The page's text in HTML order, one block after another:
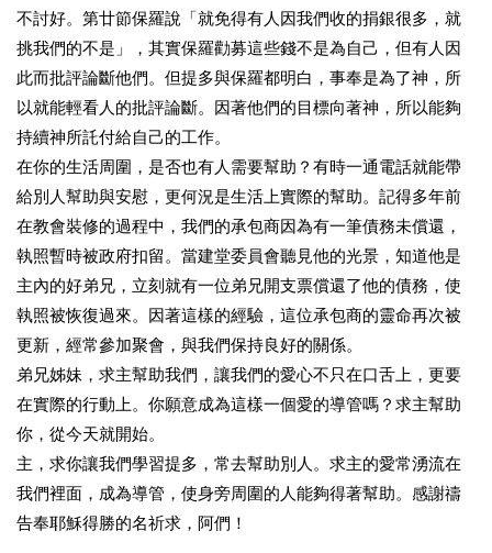
不討好。第廿節保羅說「就免得有人因我們收的捐銀很多，就
挑我們的不是」，其實保羅勸募這些錢不是為自己，但有人因
此而批評論斷他們。但提多與保羅都明白，事奉是為了神，所
以就能輕看人的批評論斷。因著他們的目標向著神，所以能夠
持續神所託付給自己的工作。
在你的生活周圍，是否也有人需要幫助？有時一通電話就能帶
給別人幫助與安慰，更何況是生活上實際的幫助。記得多年前
在教會裝修的過程中，我們的承包商因為有一筆債務未償還，
執照暫時被政府扣留。當建堂委員會聽見他的光景，知道他是
主內的好弟兄，立刻就有一位弟兄開支票償還了他的債務，使
執照被恢復過來。因著這樣的經驗，這位承包商的靈命再次被
更新，經常參加聚會，與我們保持良好的關係。
弟兄姊妹，求主幫助我們，讓我們的愛心不只在口舌上，更要
在實際的行動上。你願意成為這樣一個愛的導管嗎？求主幫助
你，從今天就開始。
主，求你讓我們學習提多，常去幫助別人。求主的愛常湧流在
我們裡面，成為導管，使身旁周圍的人能夠得著幫助。感謝禱
告奉耶穌得勝的名祈求，阿們！